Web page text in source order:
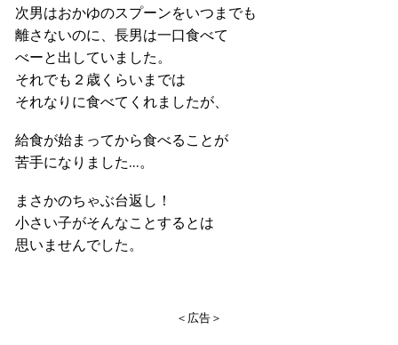
次男はおかゆのスプーンをいつまでも
離さないのに、長男は一口食べて
べーと出していました。
それでも２歳くらいまでは
それなりに食べてくれましたが、
給食が始まってから食べることが
苦手になりました…。
まさかのちゃぶ台返し！
小さい子がそんなことするとは
思いませんでした。
＜広告＞